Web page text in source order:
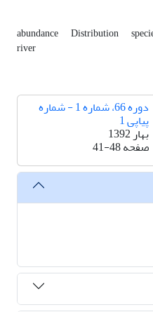
abundance Distribution
river
دوره 66، شماره 1 - شماره
پیاپی 1
بهار 1392
صفحه41-48